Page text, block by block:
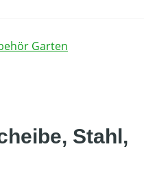
Garten
Stahl,